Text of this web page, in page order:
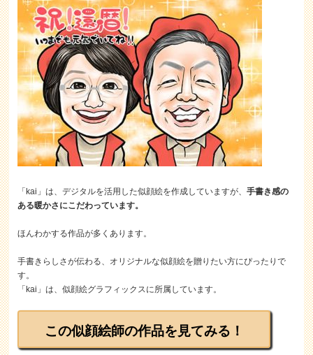
「kai」は、デジタルを活用した似顔絵を作成していますが、手書き感の
ある暖かさにこだわっています。
ほんわかする作品が多くあります。
手書きらしさが伝わる、オリジナルな似顔絵を贈りたい方にぴったりで
す。
「kai」は、似顔絵グラフィックスに所属しています。
この似顔絵師の作品を見てみる！